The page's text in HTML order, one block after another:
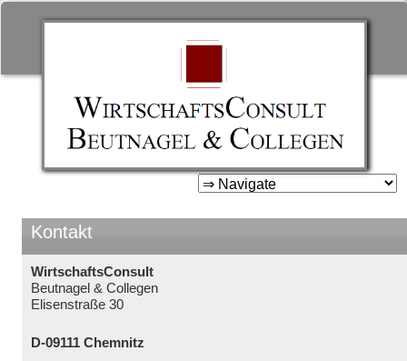
WirtschaftsConsult Beutnagel
& Collegen
Zum
Kontakt
WirtschaftsConsult
Beutnagel & Collegen
Elisenstraße 30
D-09111 Chemnitz